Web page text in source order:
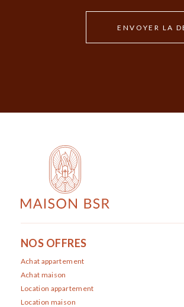
ENVOYER LA
NOS OFFRES
Achat appartement
Achat maison
Location appartement
Location maison